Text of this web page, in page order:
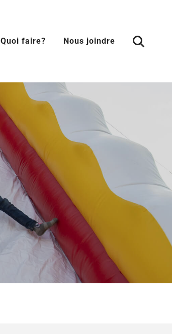
Quoi faire? Nous joindre